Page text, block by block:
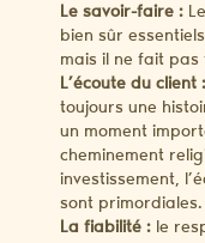
Le savoir-faire :
bien sûr
mais il ne fait pas
L’écoute du client :
toujours une
un moment
cheminement
investissement,
sont primordiales.
La fiabilité : le